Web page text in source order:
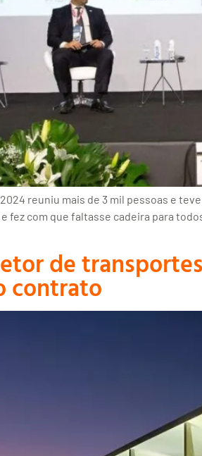
reuniu mais de 3 mil pessoas e
fez com que faltasse cadeira para
de
contrato